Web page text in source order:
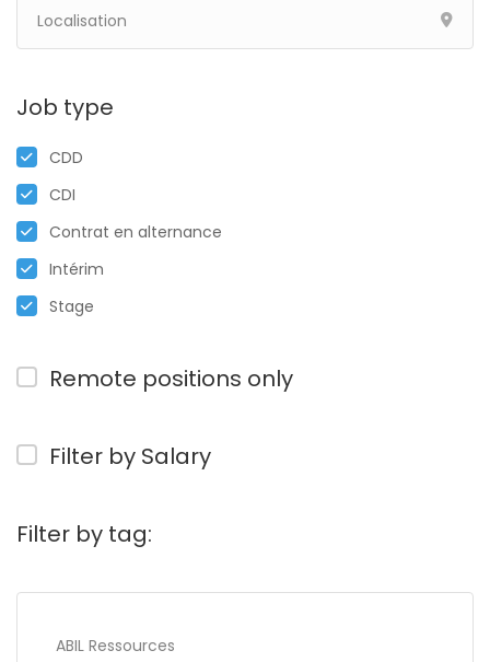
Job type
CDD
CDI
Contrat en alternance
Intérim
Stage
Remote positions only
Filter by Salary
Filter by tag:
ABIL Ressources